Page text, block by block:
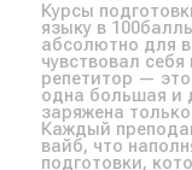
Курсы
языку в
абсолютно для
чувствовал
репетитор —
одна большая и
заряжена только
Каждый
вайб, что
подготовки,